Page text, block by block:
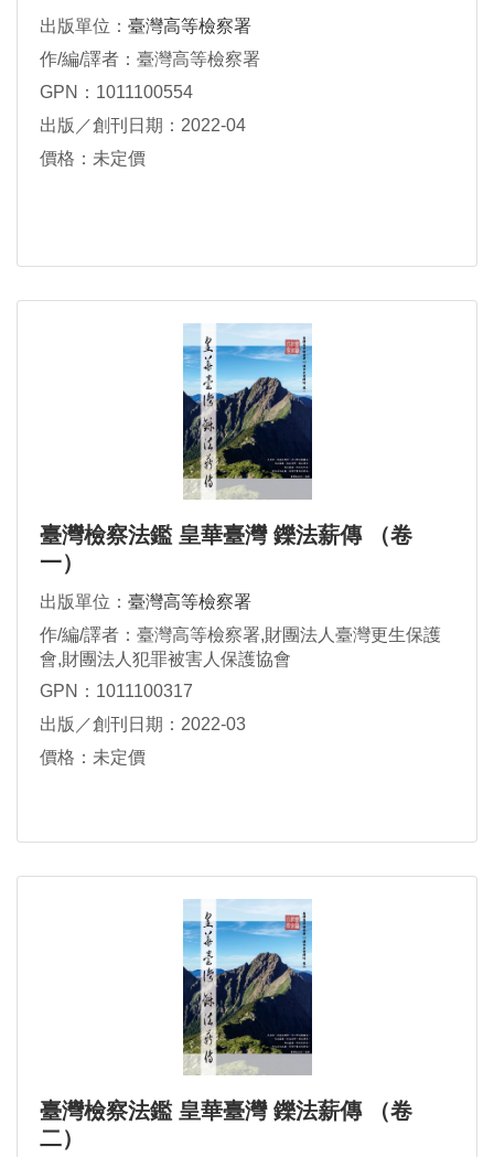
出版單位： 臺灣高等檢察署
作/編/譯者：臺灣高等檢察署
GPN：1011100554
出版／創刊日期：2022-04
價格：未定價
臺灣檢察法鑑 皇華臺灣 鑠法薪傳 （卷
一）
出版單位： 臺灣高等檢察署
作/編/譯者：臺灣高等檢察署,財團法人臺灣更生保護
會,財團法人犯罪被害人保護協會
GPN：1011100317
出版／創刊日期：2022-03
價格：未定價
臺灣檢察法鑑 皇華臺灣 鑠法薪傳 （卷
二）